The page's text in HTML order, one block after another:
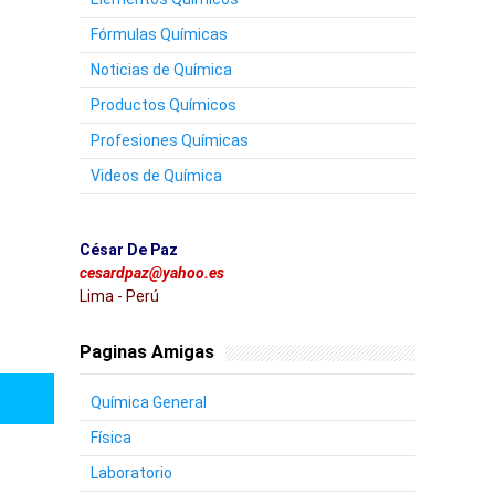
Fórmulas Químicas
Noticias de Química
Productos Químicos
Profesiones Químicas
Videos de Química
César De Paz
cesardpaz@yahoo.es
Lima - Perú
Paginas Amigas
Química General
Física
Laboratorio